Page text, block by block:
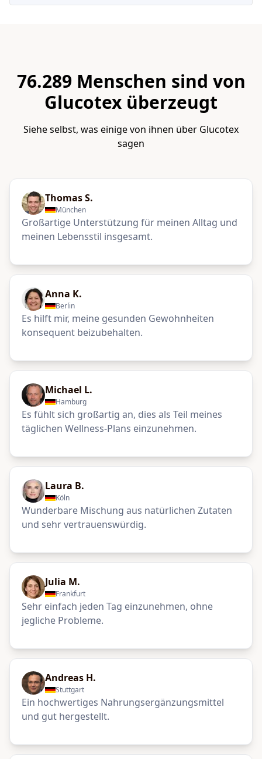
76.289 Menschen sind von
Glucotex überzeugt
Siehe selbst, was einige von ihnen über Glucotex
sagen
Thomas S.
München
Großartige Unterstützung für meinen Alltag und
meinen Lebensstil insgesamt.
Anna K.
Berlin
Es hilft mir, meine gesunden Gewohnheiten
konsequent beizubehalten.
Michael L.
Hamburg
Es fühlt sich großartig an, dies als Teil meines
täglichen Wellness-Plans einzunehmen.
Laura B.
Köln
Wunderbare Mischung aus natürlichen Zutaten
und sehr vertrauenswürdig.
Julia M.
Frankfurt
Sehr einfach jeden Tag einzunehmen, ohne
jegliche Probleme.
Andreas H.
Stuttgart
Ein hochwertiges Nahrungsergänzungsmittel
und gut hergestellt.